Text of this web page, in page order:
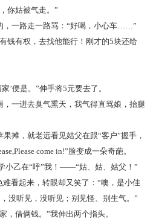
姑被气走。”
一路走一路骂：“好喝，小心车……”
有权，去找他能行！刚才的5块还给
便是。”伸手将5元要去了。
一进去臭气熏天，我气得直骂娘，抬腿
，就老远看见姑父在跟“客户”握手，
come in!”脸变成一朵奇葩。
乙在“呼”我！——“姑、姑、姑父！”
看起来，转眼却又笑了：“噢，是小佳
没听见，没听见；别见怪、别生气。”
借俩钱。”我伸出两个指头。